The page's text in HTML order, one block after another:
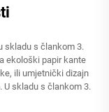
skladu s člankom 3.
ekološki papir kante
ili umjetnički dizajn
U skladu s člankom 3.